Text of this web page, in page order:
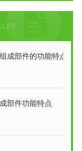
成部件的功能特点
部件功能特点